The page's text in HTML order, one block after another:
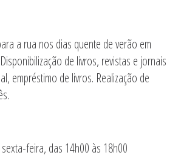
a rua nos dias quente de verão em
de livros, revistas e jornais
empréstimo de livros. Realização de
feira, das 14h00 às 18h00